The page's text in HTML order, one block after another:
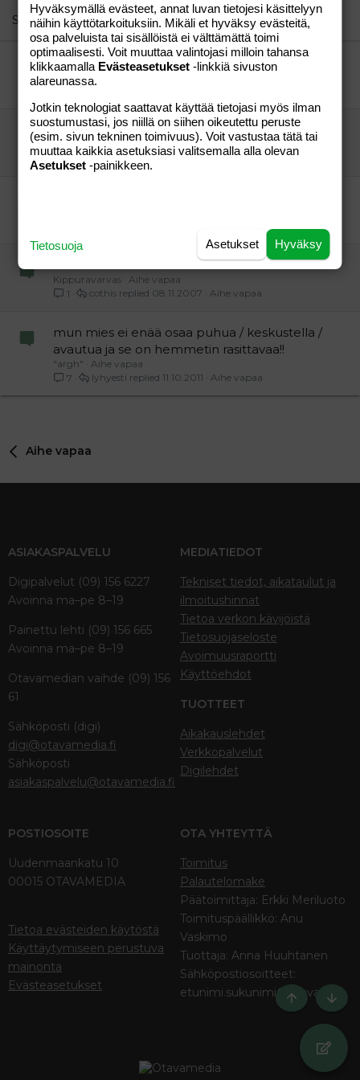
26
Trebuchet MS
Verdana
Similar threads
Mies ei halua mua.
surullista
Mua pelottaa!! :o
Pesky Pixie Aihe vapaa
14
Aihe vapaa
18.04.2010
Pesky Pixie
Kippuravarvas Aihe vapaa
1
Aihe vapaa
08.11.2007
cothis
mun mies ei enää osaa puhua / keskustella /
avautua ja se on hemmetin rasittavaa!!
"argh"
Aihe vapaa
7
Aihe vapaa
11.10.2011
lyhyesti
Aihe vapaa
ASIAKASPALVELU
Digipalvelut (09) 156 6227
Avoinna ma–pe 8–19
Painettu lehti (09) 156 665
Avoinna ma–pe 8–19
Otavamedian vaihde (09) 156
61
Sähköposti (digi)
digi@otavamedia.fi
Sähköposti
asiakaspalvelu@otavamedia.fi
MEDIATIEDOT
Tekniset tiedot, aikataulut ja
ilmoitushinnat
Tietoa verkon kävijöistä
Tietosuojaseloste
Avoimuusraportti
Käyttöehdot
TUOTTEET
Aikakauslehdet
Verkkopalvelut
Digilehdet
POSTIOSOITE
Uudenmaankatu 10
00015 OTAVAMEDIA
Tietoa evästeiden käytöstä
Käyttäytymiseen perustuva
mainonta
Evästeasetukset
OTA YHTEYTTÄ
Toimitus
Palautelomake
Päätoimittaja: Erkki Meriluoto
Toimituspäällikkö: Anu
Vaskimo
Tuottaja: Anna Huuhtanen
Sähköpostiosoitteet:
etunimi.sukunimi@otava.fi
Ylös
Hyväksymällä evästeet, annat luvan tietojesi käsittelyyn
näihin käyttötarkoituksiin. Mikäli et hyväksy evästeitä,
osa palveluista tai sisällöistä ei välttämättä toimi
optimaalisesti. Voit muuttaa valintojasi milloin tahansa
klikkaamalla Evästeasetukset -linkkiä sivuston
alareunassa.
Jotkin teknologiat saattavat käyttää tietojasi myös ilman
suostumustasi, jos niillä on siihen oikeutettu peruste
(esim. sivun tekninen toimivuus). Voit vastustaa tätä tai
muuttaa kaikkia asetuksiasi valitsemalla alla olevan
Asetukset -painikkeen.
Hyväksy
Asetukset
Tietosuoja